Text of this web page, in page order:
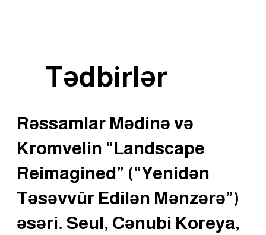
Tədbirlər
Rəssamlar Mədinə və
Kromvelin “Landscape
Reimagined” (“Yenidən
Təsəvvür Edilən Mənzərə”)
əsəri. Seul, Cənubi Koreya,